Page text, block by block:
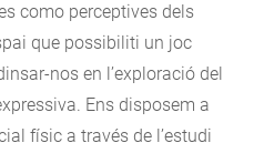
como perceptives dels
que possibiliti un joc
nos en l’exploració del
Ens disposem a
físic a través de l’estudi